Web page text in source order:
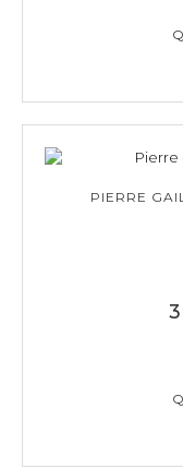
PIERRE